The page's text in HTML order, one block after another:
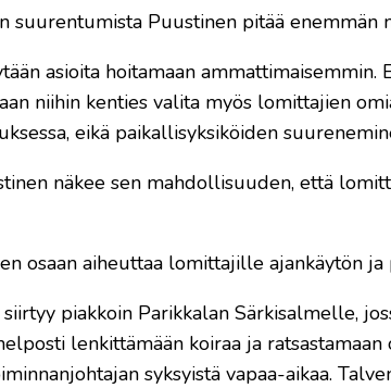
suurentumista Puustinen pitää enemmän
asioita hoitamaan
niihin kenties valita myös lomittajien
eikä paikallisyksiköiden
näkee sen mahdollisuuden, että
osaan aiheuttaa lomittajille ajankäytön
piakkoin Parikkalan Särkisalmelle,
lenkittämään koiraa ja
syksyistä vapaa-aikaa.